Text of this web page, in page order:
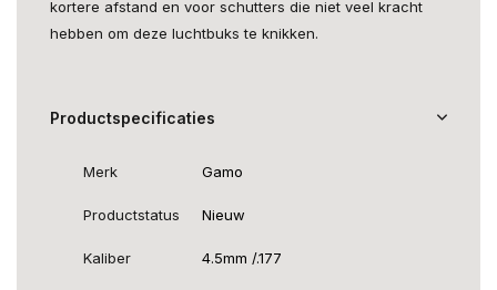
kortere afstand en voor schutters die niet veel kracht
hebben om deze luchtbuks te knikken.
Productspecificaties
Merk Gamo
Productstatus Nieuw
Kaliber 4.5mm /.177